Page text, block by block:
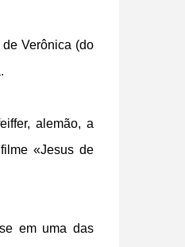
Verônica (do
alemão, a
«Jesus de
em uma das